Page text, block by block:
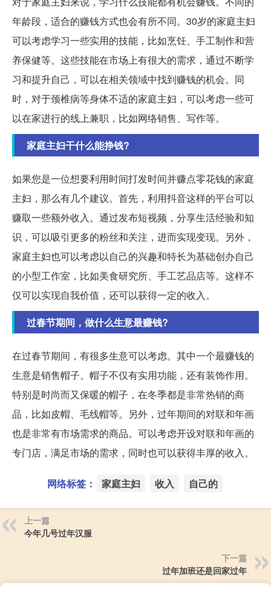
年龄段，适合的赚钱方式也会有所不同。30岁的家庭主妇
可以考虑学习一些实用的技能，比如烹饪、手工制作和营
养保健等。这些技能在市场上有很大的需求，通过不断学
习和提升自己，可以在相关领域中找到赚钱的机会。同
时，对于颈椎病等身体不适的家庭主妇，可以考虑一些可
以在家进行的线上兼职，比如网络销售、写作等。
家庭主妇干什么能挣钱?
如果您是一位想要利用时间打发时间并赚点零花钱的家庭
主妇，那么有几个建议。首先，利用抖音这样的平台可以
赚取一些额外收入。通过发布短视频，分享生活经验和知
识，可以吸引更多的粉丝和关注，进而实现变现。另外，
家庭主妇也可以考虑以自己的兴趣和特长为基础创办自己
的小型工作室，比如美食研究所、手工艺品店等。这样不
仅可以实现自我价值，还可以获得一定的收入。
过春节期间，做什么生意最赚钱?
在过春节期间，有很多生意可以考虑。其中一个最赚钱的
生意是销售帽子。帽子不仅有实用功能，还有装饰作用。
特别是时尚而又保暖的帽子，在冬季都是非常热销的商
品，比如皮帽、毛线帽等。另外，过年期间的对联和年画
也是非常有市场需求的商品。可以考虑开设对联和年画的
专门店，满足市场的需求，同时也可以获得丰厚的收入。
网络标签： 家庭主妇 收入 自己的
上一篇
今年几号过年汉服
下一篇
过年加班还是回家过年